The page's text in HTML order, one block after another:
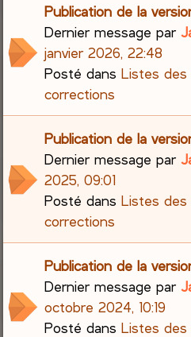
Publication de la
Dernier message par
janvier 2026, 22:48
Posté dansListes
corrections
Publication de la
Dernier message par
2025, 09:01
Posté dansListes
corrections
Publication de la
Dernier message par
octobre 2024, 10:19
Posté dansListes